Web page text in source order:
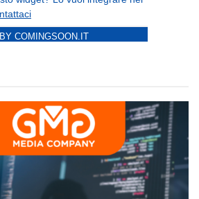
BY COMINGSOON.IT